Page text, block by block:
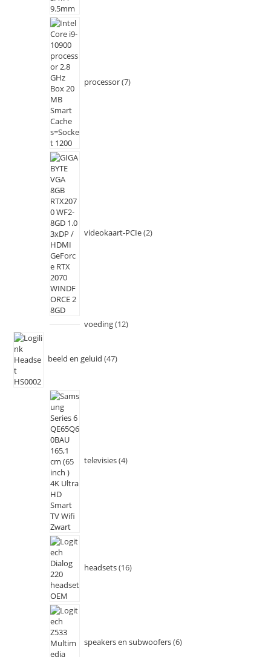
processor 7
videokaart-PCIe 2
voeding 12
beeld en geluid 47
televisies 4
headsets 16
speakers en subwoofers 6